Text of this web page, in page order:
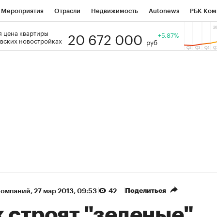
Мероприятия Отрасли Недвижимость Autonews РБК
РБК Образование Тренды
цена квартиры
новостройках
20 672 000 руб
+5.87%
⁠, 27 мар 2013, 09:53 42 Поделиться